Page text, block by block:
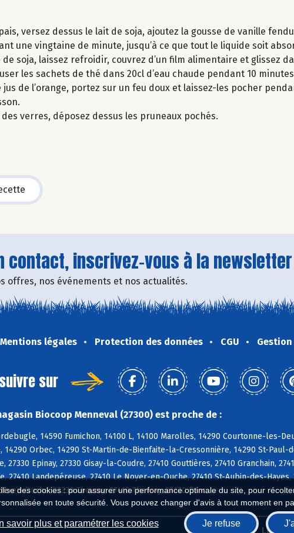
des cookies : pour assurer une performance optimale du site, pour
en toute sécurité. Vous pouvez changer d'avis à tout moment en
savoir plus et paramétrer les cookies Je refuse
versez dessus le lait de soja, ajoutez la gousse de vanille
une vingtaine de minute, jusqu’à ce que tout le liquide soit
soja, laissez refroidir, couvrez d’un film alimentaire et glissez
les sachets de thé dans 20cl d’eau chaude pendant 10
de l’orange, portez sur un feu doux et laissez-les pocher
verres, déposez dessus les pruneaux pochés.
contact, inscrivez-vous à la
offres, nos événements et nos actualités.
Mentions légales Protection des données CGU
sur
Biocoop Menneval (27300) est proche de :
14590 Fumichon, 14100 L, 14100 Marolles, 14290 Courtonne-les-
14290 Orbec, 14290 St-Martin-de-Bienfaite-la-Cressonnière, 14290 St-Paul-
27330 Epinay, 27330 Gisay-la-Coudre, 27410 Gouttières, 27410 Granchain,
27410 Landepéreuse, 27410 Le Noyer-en-Ouche, 27410 St-Aubin-des-
en-Ouche, 27330 Thevray, 27410 Thevray, 27170 Barc
Biocoop.fr Le